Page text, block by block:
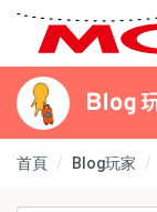
首頁 Blog玩家